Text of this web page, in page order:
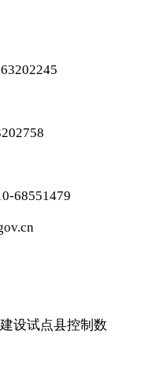
68551479
设试点县控制数